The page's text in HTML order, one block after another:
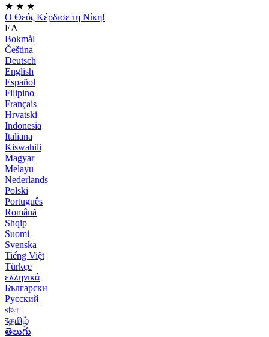
★ ★ ★
Ο Θεός Κέρδισε τη Νίκη!
ΕΛ
Bokmål
Čeština
Deutsch
English
Español
Filipino
Français
Hrvatski
Indonesia
Italiana
Kiswahili
Magyar
Melayu
Nederlands
Polski
Português
Română
Shqip
Suomi
Svenska
Tiếng Việt
Türkçe
ελληνικά
Български
Русский
বাংলা
বதமிழ்
తెలుగు